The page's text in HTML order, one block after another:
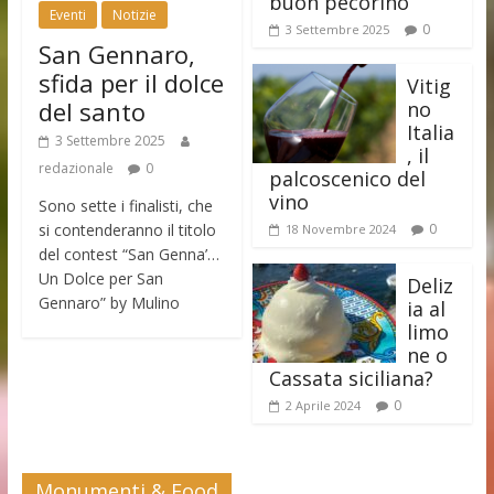
Eventi Notizie
San Gennaro,
sfida per il dolce
del santo
3 Settembre 2025
redazionale
0
Sono sette i finalisti, che
si contenderanno il titolo
del contest “San Genna’…
Un Dolce per San
Gennaro” by Mulino
3 Settembre 2025 0
Vitig
no
Italia
, il
palcoscenico del
vino
18 Novembre 2024 0
Deliz
ia al
limo
ne o
Cassata siciliana?
2 Aprile 2024 0